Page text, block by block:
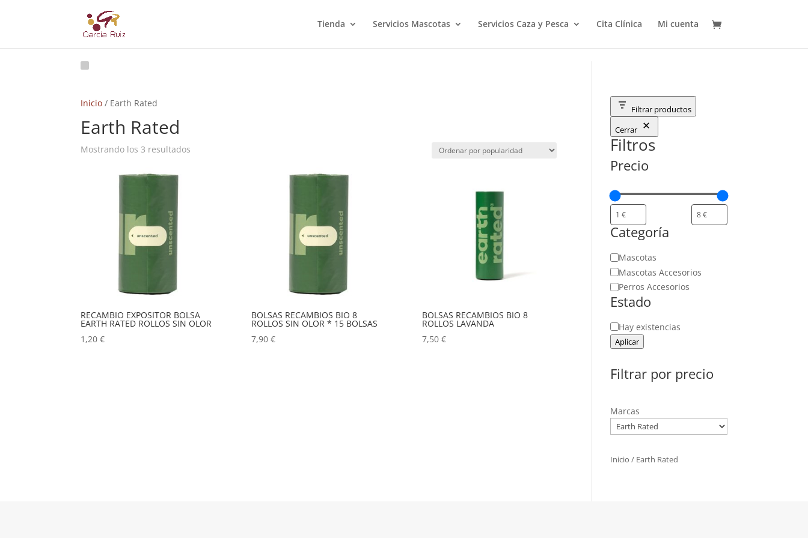
Tienda Servicios Mascotas Servicios Caza y Pesca Cita Clínica Mi cuenta
Inicio / Earth Rated
Earth Rated
Mostrando los 3 resultados
RECAMBIO EXPOSITOR BOLSA
EARTH RATED ROLLOS SIN OLOR
1,20€
BOLSAS RECAMBIOS BIO 8
ROLLOS SIN OLOR * 15 BOLSAS
7,90 €
BOLSAS RECAMBIOS BIO 8
ROLLOS LAVANDA
7,50 €
Filtrar productos
Cerrar
Filtros
Precio
Categoría
Categoría
Mascotas
Mascotas Accesorios
Perros Accesorios
Estado
Estado
Hay existencias
Aplicar
Filtrar por precio
Marcas
Inicio / Earth Rated